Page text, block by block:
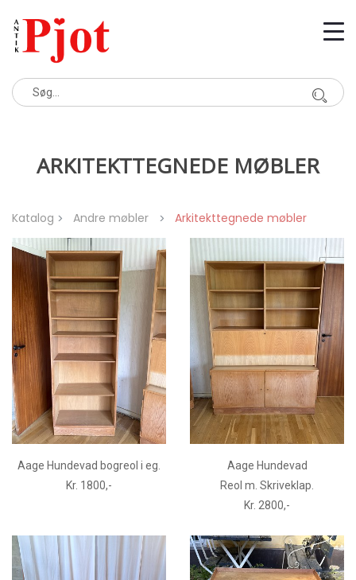
ARKITEKTTEGNEDE MØBLER
Katalog Andre møbler Arkitekttegnede møbler
Aage Hundevad bogreol i eg.
Kr. 1800,-
Aage Hundevad
Reol m. Skriveklap.
Kr. 2800,-